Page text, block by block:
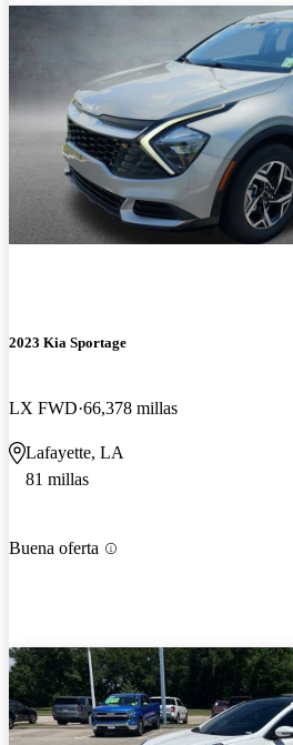
2023 Kia Sportage
LX FWD 66,378 millas
Lafayette, LA
81 millas
Buena oferta